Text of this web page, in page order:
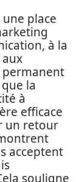
place
à la
la
à
efficace
un retour
acceptent
souligne